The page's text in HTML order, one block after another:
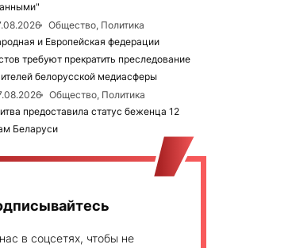
Общество, Политика
и Европейская федерации
требуют прекратить преследование
белорусской медиасферы
Общество, Политика
предоставила статус беженца 12
Беларуси
в соцсетях, чтобы не